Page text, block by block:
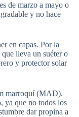
de marzo a mayo o
y no hace
en capas. Por la
lleva un suéter o
y protector solar
marroquí (MAD).
ya que no todos los
dar propina a